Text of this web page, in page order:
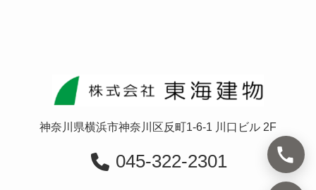
神奈川県横浜市神奈川区反町1-6-1 川口ビル 2F
045-322-2301